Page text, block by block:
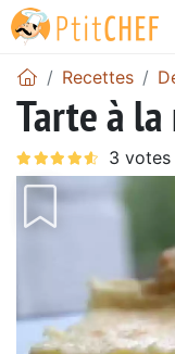
Recettes
Tarte à la